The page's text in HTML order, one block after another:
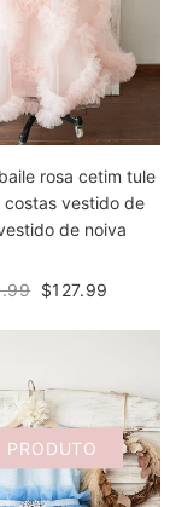
rosa cetim tule
costas vestido de
de noiva
$127.99
PRODUTO